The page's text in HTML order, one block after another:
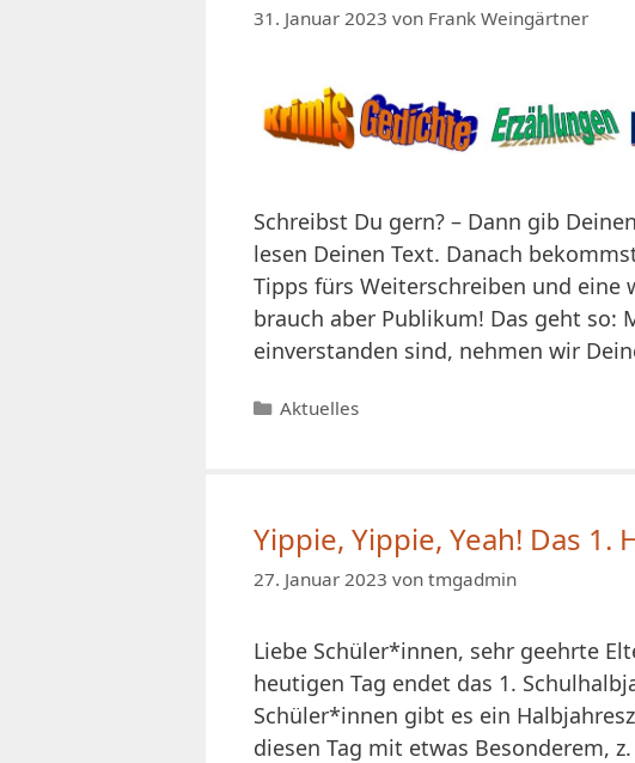
31. Januar 2023 von Frank Weingärtner
Schreibst Du gern? – Dann gib
lesen Deinen Text. Danach
Tipps fürs Weiterschreiben und eine
brauch aber Publikum! Das geht so:
einverstanden sind, nehmen wir
Kategorien
Aktuelles
Yippie, Yippie, Yeah! Das
27. Januar 2023 von tmgadmin
Liebe Schüler*innen, sehr geehrte
heutigen Tag endet das 1.
Schüler*innen gibt es ein
diesen Tag mit etwas Besonderem,